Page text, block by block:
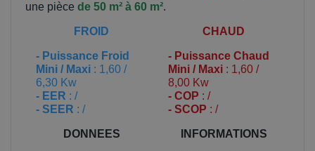
une pièce de 50 m² à 60 m².
FROID
- Puissance Froid
Mini / Maxi : 1,60 /
6,30 Kw
- EER : /
- SEER : /
CHAUD
- Puissance Chaud
Mini / Maxi : 1,60 /
8,00 Kw
- COP : /
- SCOP : /
DONNEES INFORMATIONS